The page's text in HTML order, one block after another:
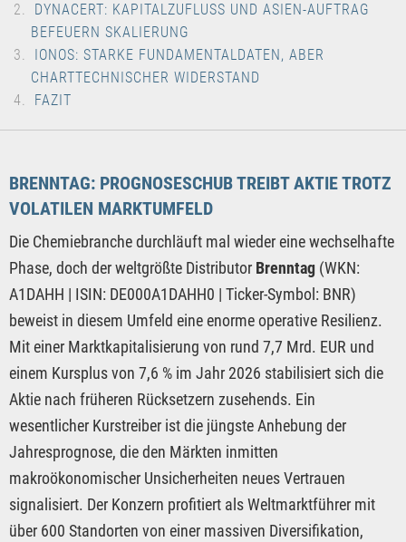
DYNACERT: KAPITALZUFLUSS UND ASIEN-AUFTRAG
BEFEUERN SKALIERUNG
IONOS: STARKE FUNDAMENTALDATEN, ABER
CHARTTECHNISCHER WIDERSTAND
FAZIT
BRENNTAG: PROGNOSESCHUB TREIBT AKTIE TROTZ
VOLATILEN MARKTUMFELD
Die Chemiebranche durchläuft mal wieder eine wechselhafte
Phase, doch der weltgrößte Distributor Brenntag (WKN:
A1DAHH | ISIN: DE000A1DAHH0 | Ticker-Symbol: BNR)
beweist in diesem Umfeld eine enorme operative Resilienz.
Mit einer Marktkapitalisierung von rund 7,7 Mrd. EUR und
einem Kursplus von 7,6 % im Jahr 2026 stabilisiert sich die
Aktie nach früheren Rücksetzern zusehends. Ein
wesentlicher Kurstreiber ist die jüngste Anhebung der
Jahresprognose, die den Märkten inmitten
makroökonomischer Unsicherheiten neues Vertrauen
signalisiert. Der Konzern profitiert als Weltmarktführer mit
über 600 Standorten von einer massiven Diversifikation,